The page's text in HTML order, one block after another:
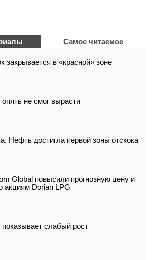
Самое читаемое
закрывается в «красной» зоне
не смог вырасти
Нефть достигла первой зоны отскока
Global повысили прогнозную цену и
акциям Dorian LPG
слабый рост